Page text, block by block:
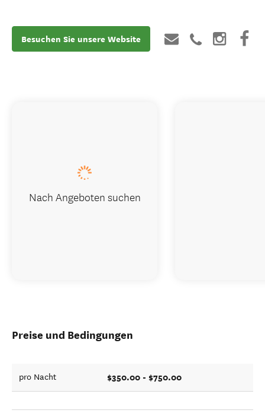
Besuchen Sie unsere Website
Preise und Bedingungen
pro Nacht $350.00 - $750.00
Nach Angeboten suchen